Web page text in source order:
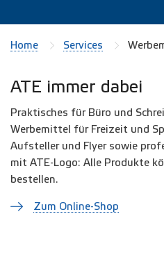
Home Services
ATE immer dabei
Praktisches für Büro und
Werbemittel für Freizeit und
Aufsteller und Flyer sowie
mit ATE-Logo: Alle Produkte
bestellen.
Zum Online-Shop